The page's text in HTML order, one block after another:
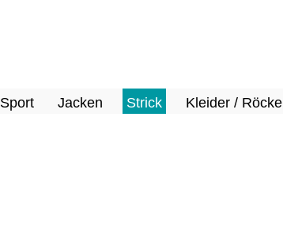
Sport Jacken Strick Kleider / Röcke